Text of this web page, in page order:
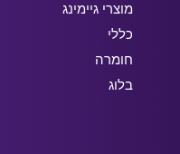
מוצרי גיימינג
כללי
חומרה
בלוג